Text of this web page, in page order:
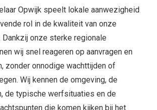
Opwijk speelt lokale aanwezigheid
rol in de kwaliteit van onze
onze sterke regionale
wij snel reageren op aanvragen en
zonder onnodige wachttijden of
Wij kennen de omgeving, de
de typische werfsituaties en de
die komen kijken bij het